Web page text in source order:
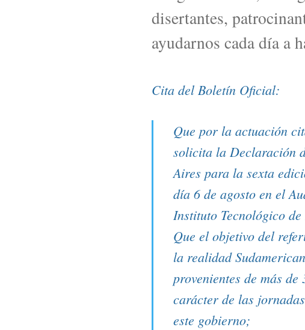
disertantes,
ayudarnos cada día a
Cita del Boletín Oficial:
Que por la actuación
solicita la Declaración
Aires para la sexta
día 6 de agosto en el
Instituto Tecnológico
Que el objetivo del
la realidad
provenientes de más
carácter de las
este gobierno;